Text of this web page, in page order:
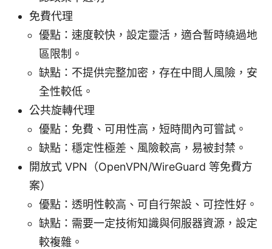
免費代理
優點：速度較快，設定靈活，適合暫時繞過地
區限制。
缺點：不提供完整加密，存在中間人風險，安
全性較低。
公共旋轉代理
優點：免費、可用性高，短時間內可嘗試。
缺點：穩定性極差、風險較高，易被封禁。
開放式 VPN（OpenVPN/WireGuard 等免費方
案）
優點：透明性較高、可自行架設、可控性好。
缺點：需要一定技術知識與伺服器資源，設定
較複雜。